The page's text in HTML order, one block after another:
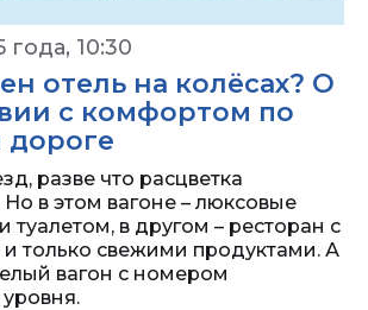
года, 10:30
отель на колёсах? О
с комфортом по
разве что расцветка
в этом вагоне – люксовые
туалетом, в другом – ресторан с
только свежими продуктами. А
вагон с номером